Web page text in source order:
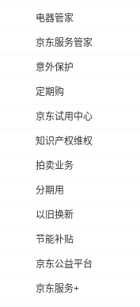
电器管家
京东服务管家
意外保护
定期购
京东试用中心
知识产权维权
拍卖业务
分期用
以旧换新
节能补贴
京东公益平台
京东服务+